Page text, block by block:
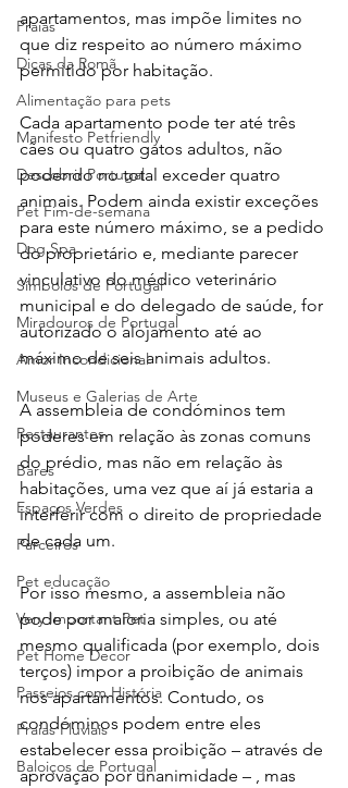
Praias
Dicas da Romã
Alimentação para pets
Manifesto Petfriendly
Descobrir Portugal
Pet Fim-de-semana
Dog Spa
Símbolos de Portugal
Miradouros de Portugal
Amor Incondicional
Museus e Galerias de Arte
Restaurantes
Bares
Espaços Verdes
Parceiros
Pet educação
Very Important Pet
Pet Home Decor
Passeios com História
Praias Fluviais
Baloiços de Portugal
apartamentos, mas impõe limites no
que diz respeito ao número máximo
permitido por habitação.
Cada apartamento pode ter até três
cães ou quatro gatos adultos, não
podendo no total exceder quatro
animais. Podem ainda existir exceções
para este número máximo, se a pedido
do proprietário e, mediante parecer
vinculativo do médico veterinário
municipal e do delegado de saúde, for
autorizado o alojamento até ao
máximo de seis animais adultos.
A assembleia de condóminos tem
poderes em relação às zonas comuns
do prédio, mas não em relação às
habitações, uma vez que aí já estaria a
interferir com o direito de propriedade
de cada um.
Por isso mesmo, a assembleia não
pode por maioria simples, ou até
mesmo qualificada (por exemplo, dois
terços) impor a proibição de animais
nos apartamentos. Contudo, os
condóminos podem entre eles
estabelecer essa proibição – através de
aprovação por unanimidade – , mas